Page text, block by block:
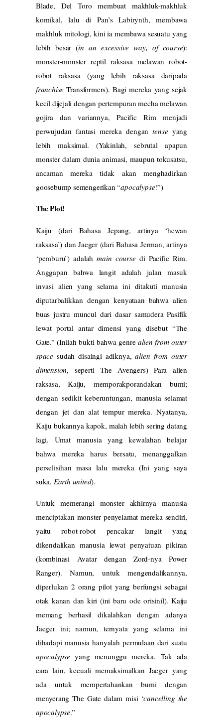
Blade, Del Toro membuat makhluk-makhluk
komikal, lalu di Pan’s Labirynth, membawa
makhluk mitologi, kini ia membawa sesuatu yang
lebih besar (in an excessive way, of course):
monster-monster reptil raksasa melawan robot-
robot raksasa (yang lebih raksasa daripada
franchise Transformers). Bagi mereka yang sejak
kecil dijejali dengan pertempuran mecha melawan
gojira dan variannya, Pacific Rim menjadi
perwujudan fantasi mereka dengantenseyang
lebih maksimal. (Yakinlah, sebrutal apapun
monster dalam dunia animasi, maupun tokusatsu,
ancaman mereka tidak akan menghadirkan
goosebump semengerikan “apocalypse!”)
The Plot!
Kaiju (dari Bahasa Jepang, artinya ‘hewan
raksasa’) dan Jaeger (dari Bahasa Jerman, artinya
‘pemburu’) adalahmain coursedi Pacific Rim.
Anggapan bahwa langit adalah jalan masuk
invasi alien yang selama ini ditakuti manusia
diputarbalikkan dengan kenyataan bahwa alien
buas justru muncul dari dasar samudera Pasifik
lewat portal antar dimensi yang disebut “The
Gate.” (Inilah bukti bahwa genre alien from outer
space sudah disaingi adiknya,alien from outer
dimension, seperti The Avengers) Para alien
raksasa, Kaiju, memporakporandakan bumi;
dengan sedikit keberuntungan, manusia selamat
dengan jet dan alat tempur mereka. Nyatanya,
Kaiju bukannya kapok, malah lebih sering datang
lagi. Umat manusia yang kewalahan belajar
bahwa mereka harus bersatu, menanggalkan
perselisihan masa lalu mereka (Ini yang saya
suka, Earth united).
Untuk memerangi monster akhirnya manusia
menciptakan monster penyelamat mereka sendiri,
yaitu robot-robot pencakar langit yang
dikendalikan manusia lewat penyatuan pikiran
(kombinasi Avatar dengan Zord-nya Power
Ranger). Namun, untuk mengendalikannya,
diperlukan 2 orang pilot yang berfungsi sebagai
otak kanan dan kiri (ini baru ode orisinil). Kaiju
memang berhasil dikalahkan dengan adanya
Jaeger ini; namun, ternyata yang selama ini
dihadapi manusia hanyalah permulaan dari suatu
apocalypse yang menunggu mereka. Tak ada
cara lain, kecuali memaksimalkan Jaeger yang
ada untuk mempertahankan bumi dengan
menyerang The Gate dalam misi ‘cancelling the
apocalypse.”